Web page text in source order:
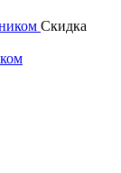
Скидка